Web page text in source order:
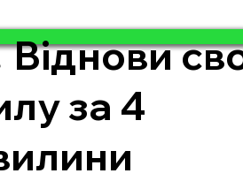
Віднови
за 4